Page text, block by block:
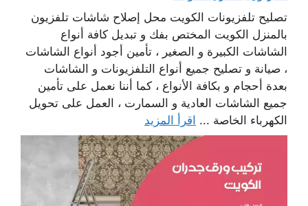
تصليح تلفزيونات الكويت محل إصلاح شاشات تلفزيون
بالمنزل الكويت المختص بفك و تبديل كافة أنواع
الشاشات الكبيرة و الصغير ، تأمين أجود أنواع الشاشات
، صيانة و تصليح جميع أنواع التلفزيونات و الشاشات
بعدة أحجام و بكافة الأنواع ، كما أننا نعمل على تأمين
جميع الشاشات العادية و السمارت ، العمل على تحويل
الكهرباء الخاصة ... اقرأ المزيد